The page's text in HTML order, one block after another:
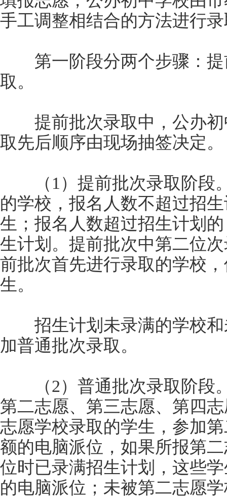
手工调整相结合的方法进行
第一阶段分两个步骤：提
取。
提前批次录取中，公办初
取先后顺序由现场抽签决定。
（1）提前批次录取阶段
的学校，报名人数不超过招
生；报名人数超过招生计划
生计划。提前批次中第二位
前批次首先进行录取的学校
生。
招生计划未录满的学校和
加普通批次录取。
（2）普通批次录取阶段
第二志愿、第三志愿、第四
志愿学校录取的学生，参加
额的电脑派位，如果所报第
位时已录满招生计划，这些
的电脑派位；未被第二志愿